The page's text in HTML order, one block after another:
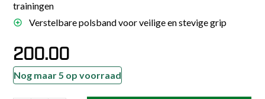
trainingen
Verstelbare polsband voor veilige en stevige grip
200.00
Nog maar 5 op voorraad